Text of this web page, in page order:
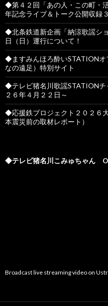
◆第４２回「あの人・この町・
年記念ライブ＆トーク公開収録
◆北条鉄道新企画「納涼歌謡シ
日（日）運行について！
◆ますみんほろ酔いSTATIONオ
なの遠足）特別サイト
◆テレビ猪名川歌謡STATIONチ
２６年４月２２日～
◆応援鉄プロジェクト２０２６
本震災前の取材レポート）
◆テレビ猪名川こみゅちゃん
Broadcast live streaming video on